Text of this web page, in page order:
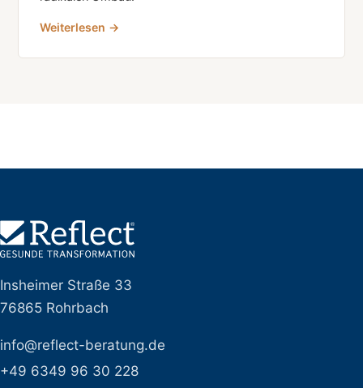
Weiterlesen →
Insheimer Straße 33
76865 Rohrbach
info@reflect-beratung.de
+49 6349 96 30 228